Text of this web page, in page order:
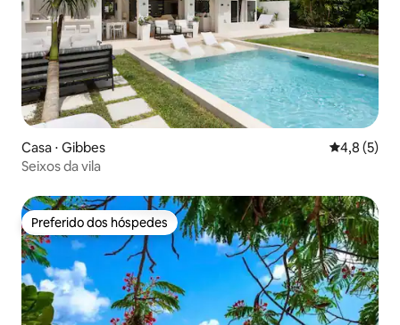
Casa ⋅ Gibbes 4,8 de
4,8 (5)
Seixos da vila
Preferido dos hóspedes
Preferido dos hóspedes